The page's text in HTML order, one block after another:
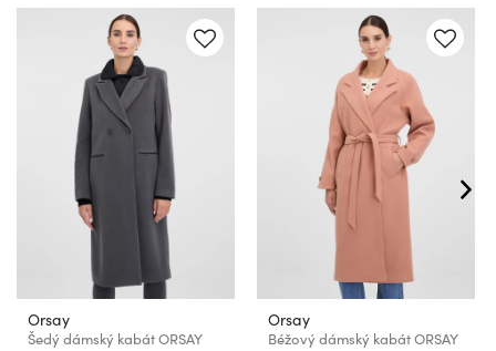
Orsay
Šedý dámský kabát ORSAY
Orsay
Béžový dámský kabát ORSAY